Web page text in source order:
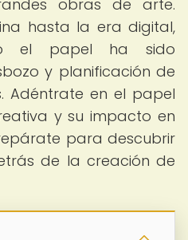
obras de arte.
hasta la era digital,
el papel ha sido
y planificación de
Adéntrate en el papel
y su impacto en
para descubrir
de la creación de